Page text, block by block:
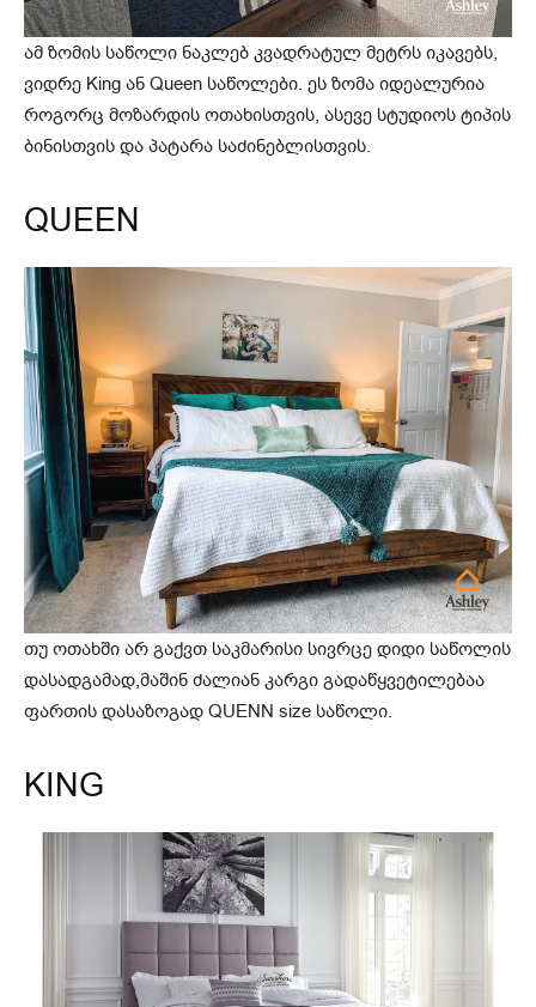
ამ ზომის საწოლი ნაკლებ კვადრატულ მეტრს იკავებს,
ვიდრე King ან Queen საწოლები. ეს ზომა იდეალურია
როგორც მოზარდის ოთახისთვის, ასევე სტუდიოს ტიპის
ბინისთვის და პატარა საძინებლისთვის.
QUEEN
თუ ოთახში არ გაქვთ საკმარისი სივრცე დიდი საწოლის
დასადგამად,მაშინ ძალიან კარგი გადაწყვეტილებაა
ფართის დასაზოგად QUENN size საწოლი.
KING